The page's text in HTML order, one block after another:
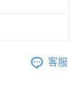
客服